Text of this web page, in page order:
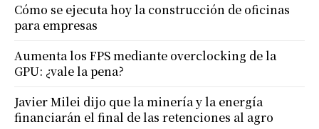
Cómo se ejecuta hoy la construcción de oficinas
para empresas
Aumenta los FPS mediante overclocking de la
GPU: ¿vale la pena?
Javier Milei dijo que la minería y la energía
financiarán el final de las retenciones al agro